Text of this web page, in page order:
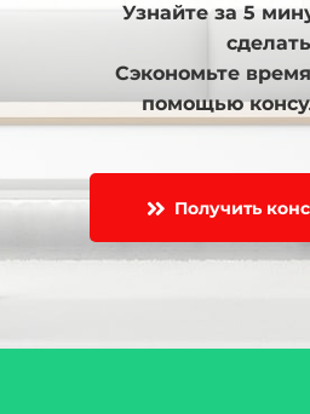
Узнайте за 5
сделать
Сэкономьте
помощью
Получить